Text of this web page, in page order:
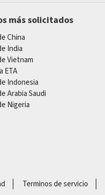
más solicitados
China
India
Vietnam
ETA
Indonesia
Arabia Saudi
Nigeria
Terminos de servicio